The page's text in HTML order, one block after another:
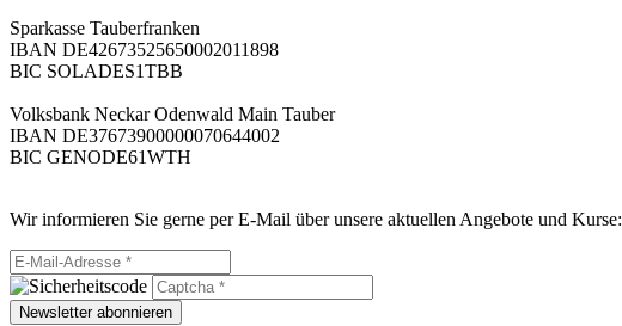
Sparkasse Tauberfranken
IBAN DE42673525650002011898
BIC SOLADES1TBB
Volksbank Neckar Odenwald Main Tauber
IBAN DE37673900000070644002
BIC GENODE61WTH
Wir informieren Sie gerne per E-Mail über unsere aktuellen Angebote und Kurse:
Newsletter abonnieren